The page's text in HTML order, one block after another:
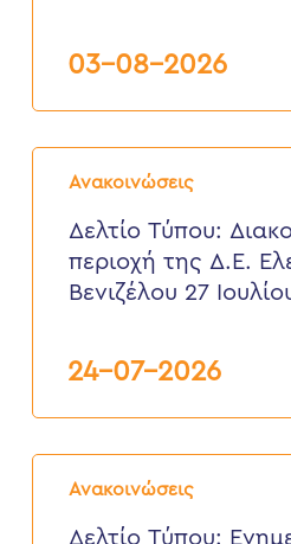
Σούδας,
έως
2026
03-08-2026
Ανακοινώσεις
Δελτίο
Τύπου:
νερού
περιοχή
2026
Δελτίο Τύπου:
περιοχή της Δ.Ε.
Βενιζέλου 27
24-07-2026
Ανακοινώσεις
Δελτίο
Τύπου:
επιστολή
Δελτίο Τύπου: